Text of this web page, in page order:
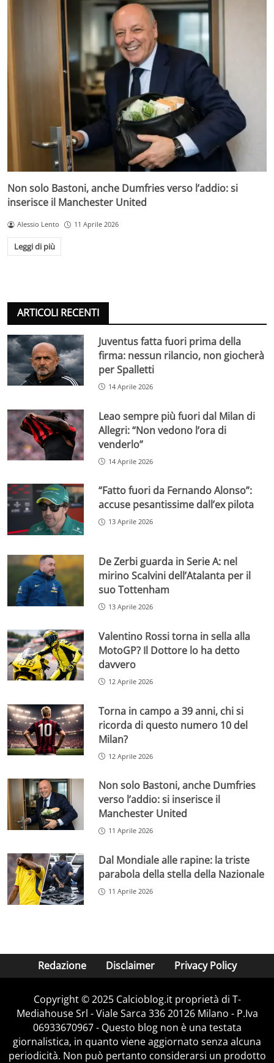
Non solo Bastoni, anche Dumfries verso l’addio: si
inserisce il Manchester United
Alessio Lento 11 Aprile 2026
Leggi di più
ARTICOLI RECENTI
Juventus fatta fuori prima della
firma: nessun rilancio, non giocherà
per Spalletti
14 Aprile 2026
Leao sempre più fuori dal Milan di
Allegri: “Non vedono l’ora di
venderlo”
14 Aprile 2026
“Fatto fuori da Fernando Alonso”:
accuse pesantissime dall’ex pilota
13 Aprile 2026
De Zerbi guarda in Serie A: nel
mirino Scalvini dell’Atalanta per il
suo Tottenham
13 Aprile 2026
Valentino Rossi torna in sella alla
MotoGP? Il Dottore lo ha detto
davvero
12 Aprile 2026
Torna in campo a 39 anni, chi si
ricorda di questo numero 10 del
Milan?
12 Aprile 2026
Non solo Bastoni, anche Dumfries
verso l’addio: si inserisce il
Manchester United
11 Aprile 2026
Dal Mondiale alle rapine: la triste
parabola della stella della Nazionale
11 Aprile 2026
Redazione Disclaimer Privacy Policy
Copyright © 2025 Calcioblog.it proprietà di T-
Mediahouse Srl - Viale Sarca 336 20126 Milano - P.Iva
06933670967 - Questo blog non è una testata
giornalistica, in quanto viene aggiornato senza alcuna
periodicità. Non può pertanto considerarsi un prodotto